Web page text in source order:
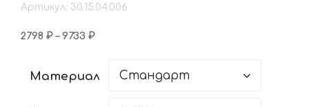
Артикул: 30.15.04.006
2798 ₽ – 9733 ₽Диапазон
–
Материал